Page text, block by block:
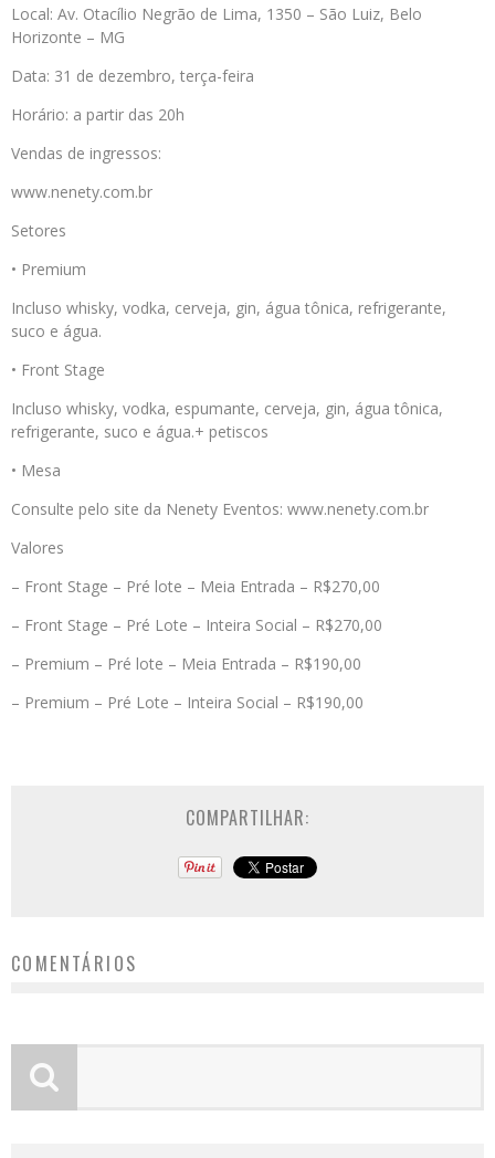
Local: Av. Otacílio Negrão de Lima, 1350 – São Luiz, Belo
Horizonte – MG
Data: 31 de dezembro, terça-feira
Horário: a partir das 20h
Vendas de ingressos:
www.nenety.com.br
Setores
• Premium
Incluso whisky, vodka, cerveja, gin, água tônica, refrigerante,
suco e água.
• Front Stage
Incluso whisky, vodka, espumante, cerveja, gin, água tônica,
refrigerante, suco e água.+ petiscos
• Mesa
Consulte pelo site da Nenety Eventos: www.nenety.com.br
Valores
– Front Stage – Pré lote – Meia Entrada – R$270,00
– Front Stage – Pré Lote – Inteira Social – R$270,00
– Premium – Pré lote – Meia Entrada – R$190,00
– Premium – Pré Lote – Inteira Social – R$190,00
COMPARTILHAR:
COMENTÁRIOS